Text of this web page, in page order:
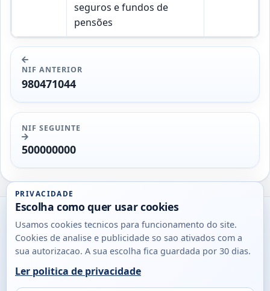
seguros e fundos de
pensões
NIF ANTERIOR
980471044
NIF SEGUINTE
500000000
Utils
DB
Consultas
rapidas
para
SobrePrivacidade
PRIVACIDADE
Escolha como quer usar cookies
Usamos cookies tecnicos para funcionamento do site.
Cookies de analise e publicidade so sao ativados com a
sua autorizacao. A sua escolha fica guardada por 30 dias.
Ler politica de privacidade